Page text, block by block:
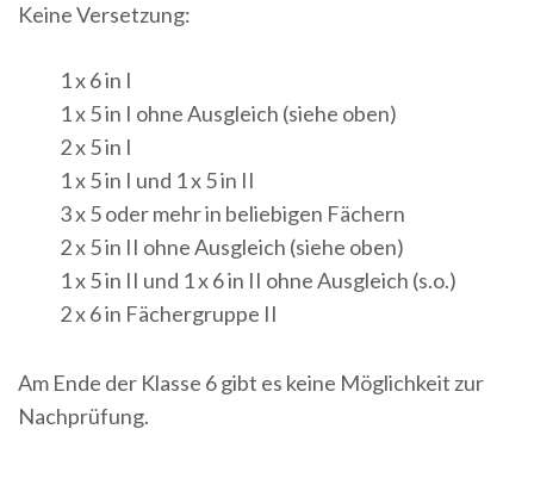
Keine Versetzung:
1 x 6 in I
1 x 5 in I ohne Ausgleich (siehe oben)
2 x 5 in I
1 x 5 in I und 1 x 5 in II
3 x 5 oder mehr in beliebigen Fächern
2 x 5 in II ohne Ausgleich (siehe oben)
1 x 5 in II und 1 x 6 in II ohne Ausgleich (s.o.)
2 x 6 in Fächergruppe II
Am Ende der Klasse 6 gibt es keine Möglichkeit zur
Nachprüfung.